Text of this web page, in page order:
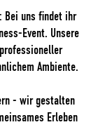
Bei uns findet ihr
Event. Unsere
Ambiente.
- wir gestalten
Erleben